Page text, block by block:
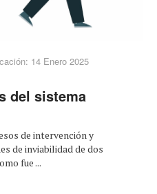
14 Enero 2025
del sistema
de intervención y
de inviabilidad de dos
fue ...